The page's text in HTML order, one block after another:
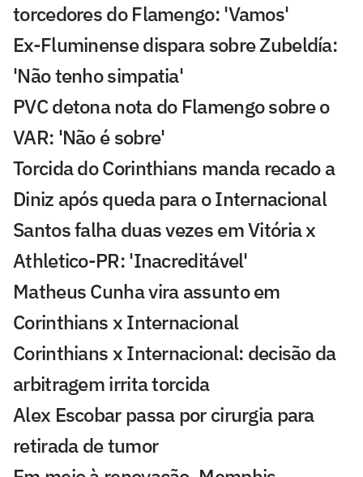
torcedores do Flamengo: 'Vamos'
Ex-Fluminense dispara sobre Zubeldía:
'Não tenho simpatia'
PVC detona nota do Flamengo sobre o
VAR: 'Não é sobre'
Torcida do Corinthians manda recado a
Diniz após queda para o Internacional
Santos falha duas vezes em Vitória x
Athletico-PR: 'Inacreditável'
Matheus Cunha vira assunto em
Corinthians x Internacional
Corinthians x Internacional: decisão da
arbitragem irrita torcida
Alex Escobar passa por cirurgia para
retirada de tumor